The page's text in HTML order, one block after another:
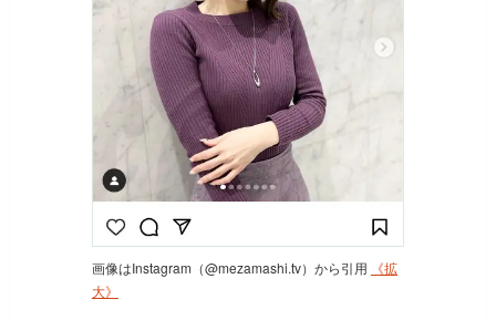
画像はInstagram（@mezamashi.tv）から引用
《拡
大》